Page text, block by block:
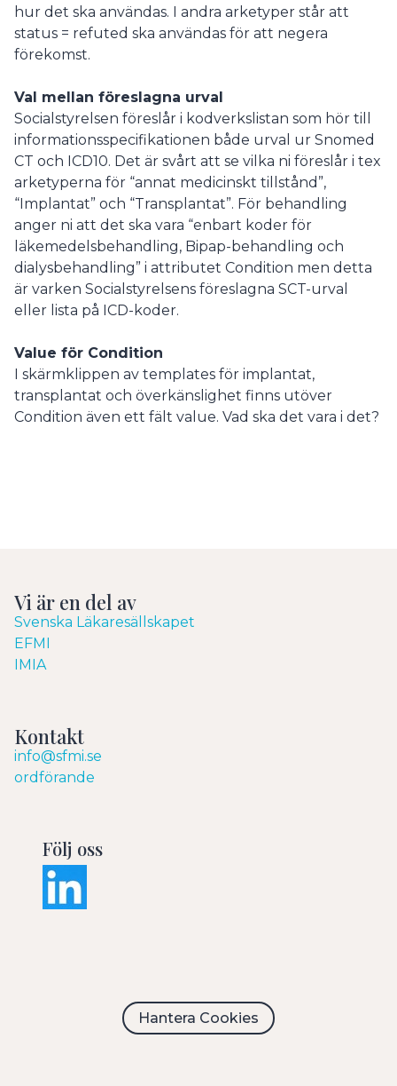
hur det ska användas. I andra arketyper står att
status = refuted ska användas för att negera
förekomst.
Val mellan föreslagna urval
Socialstyrelsen föreslår i kodverkslistan som hör till
informationsspecifikationen både urval ur Snomed
CT och ICD10. Det är svårt att se vilka ni föreslår i tex
arketyperna för “annat medicinskt tillstånd”,
“Implantat” och “Transplantat”. För behandling
anger ni att det ska vara “enbart koder för
läkemedelsbehandling, Bipap-behandling och
dialysbehandling” i attributet Condition men detta
är varken Socialstyrelsens föreslagna SCT-urval
eller lista på ICD-koder.
Value för Condition
I skärmklippen av templates för implantat,
transplantat och överkänslighet finns utöver
Condition även ett fält value. Vad ska det vara i det?
Vi är en del av
Svenska Läkaresällskapet
EFMI
IMIA
Kontakt
info@sfmi.se
ordförande
Följ oss
Hantera Cookies